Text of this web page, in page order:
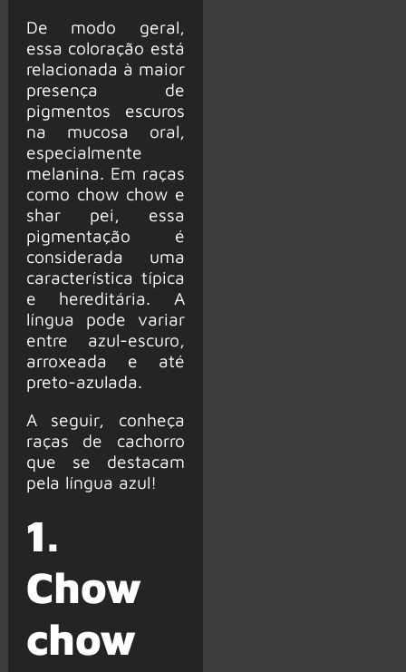
De modo geral,
essa coloração está
relacionada à maior
presença de
pigmentos escuros
na mucosa oral,
especialmente
melanina. Em raças
como chow chow e
shar pei, essa
pigmentação é
considerada uma
característica típica
e hereditária. A
língua pode variar
entre azul-escuro,
arroxeada e até
preto-azulada.
A seguir, conheça
raças de cachorro
que se destacam
pela língua azul!
1.
Chow
chow